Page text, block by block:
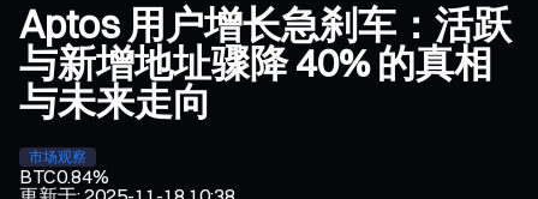
Aptos 用户增长急刹车：活跃
与新增地址骤降 40% 的真相
与未来走向
市场观察
BTC0.84%